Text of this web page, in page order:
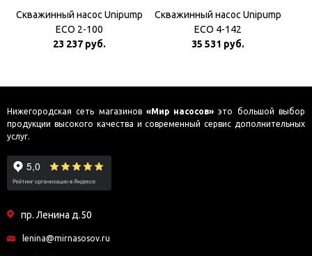
Скважинный насос Unipump
ECO 2-100
23 237 руб.
Скважинный насос Unipump
ECO 4-142
35 531 руб.
Нижегородская сеть магазинов «Мир насосов» это большой выбор
продукции высокого качества и современный сервис дополнительных
услуг.
пр. Ленина д.50
lenina@mirnasosov.ru